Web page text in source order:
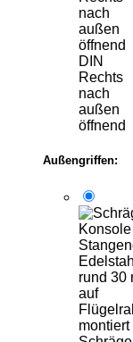
DIN
Rechts
nach
außen
öffnend
Außengriffen: